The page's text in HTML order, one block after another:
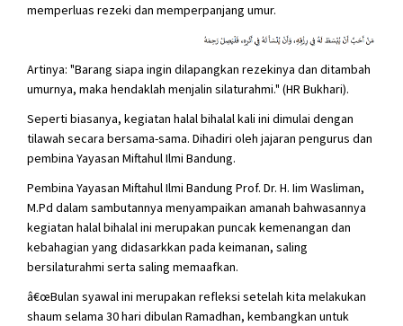
memperluas rezeki dan memperpanjang umur.
Artinya: "Barang siapa ingin dilapangkan rezekinya dan ditambah
umurnya, maka hendaklah menjalin silaturahmi." (HR Bukhari).
Seperti biasanya, kegiatan halal bihalal kali ini dimulai dengan
tilawah secara bersama-sama. Dihadiri oleh jajaran pengurus dan
pembina Yayasan Miftahul Ilmi Bandung.
Pembina Yayasan Miftahul Ilmi Bandung Prof. Dr. H. Iim Wasliman,
M.Pd dalam sambutannya menyampaikan amanah bahwasannya
kegiatan halal bihalal ini merupakan puncak kemenangan dan
kebahagian yang didasarkkan pada keimanan, saling
bersilaturahmi serta saling memaafkan.
â€œBulan syawal ini merupakan refleksi setelah kita melakukan
shaum selama 30 hari dibulan Ramadhan, kembangkan untuk